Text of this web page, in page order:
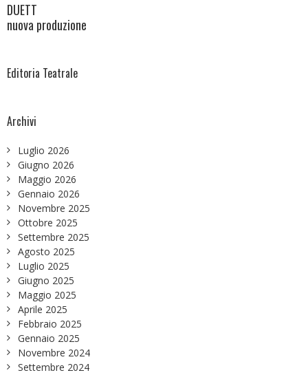
DUETT
nuova produzione
Editoria Teatrale
Archivi
Luglio 2026
Giugno 2026
Maggio 2026
Gennaio 2026
Novembre 2025
Ottobre 2025
Settembre 2025
Agosto 2025
Luglio 2025
Giugno 2025
Maggio 2025
Aprile 2025
Febbraio 2025
Gennaio 2025
Novembre 2024
Settembre 2024